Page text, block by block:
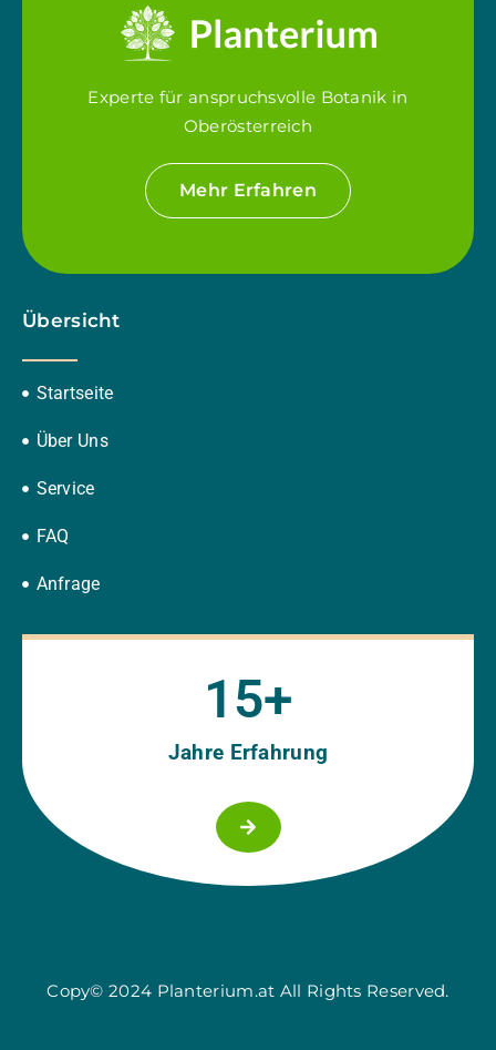
Experte für anspruchsvolle Botanik in
Oberösterreich
Mehr Erfahren
Übersicht
Startseite
Über Uns
Service
FAQ
Anfrage
Jahre Erfahrung
15+
Copy© 2024 Planterium.at All Rights Reserved.